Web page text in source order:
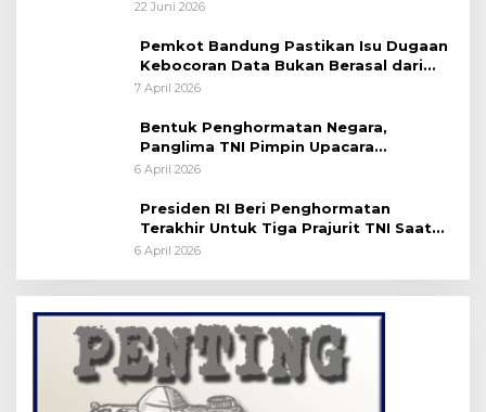
22 Juni 2026
Pemkot Bandung Pastikan Isu Dugaan
Kebocoran Data Bukan Berasal dari
Server Disdukcapil
7 April 2026
Bentuk Penghormatan Negara,
Panglima TNI Pimpin Upacara
Pemakaman Militer
6 April 2026
Presiden RI Beri Penghormatan
Terakhir Untuk Tiga Prajurit TNI Saat
Persemayaman di Bandara Soekarno-
6 April 2026